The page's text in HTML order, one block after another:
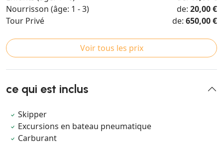
Nourrisson (âge: 1 - 3)
de: 20,00 €
Tour Privé
de: 650,00 €
Voir tous les prix
ce qui est inclus
Skipper
Excursions en bateau pneumatique
Carburant